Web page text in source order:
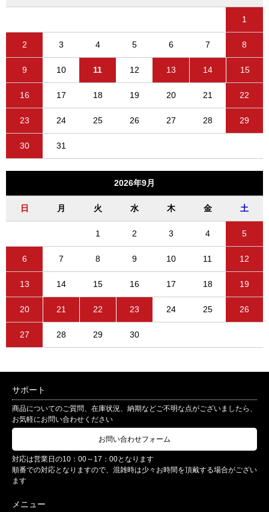
1
2 3 4 5 6 7 8
9 10 11 12 13 14 15
16 17 18 19 20 21 22
23 24 25 26 27 28 29
30 31
2026年9月
日 月 火 水 木 金 土
1 2 3 4 5
6 7 8 9 10 11 12
13 14 15 16 17 18 19
20 21 22 23 24 25 26
27 28 29 30
サポート
商品についてのご質問、在庫状況、納期などご不明な点がございましたら、
お気軽にお問い合わせください
お問い合わせフォーム
対応は営業日の10：00～17：00となります
順番での対応となりますので、混雑時は少々お時間を頂戴する場合がござい
ます